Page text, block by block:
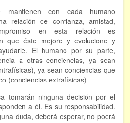
mantienen con cada humano
relación de confianza, amistad,
en esta relación es
que éste mejore y evolucione y
El humano por su parte,
a otras conciencias, ya sean
ya sean conciencias que
(conciencias extrafísicas).
tomarán ninguna decisión por el
a él. Es su responsabilidad.
duda, deberá esperar, no podrá